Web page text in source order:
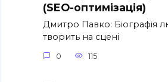
(SEO-оптимізація)
Дмитро Павко: Біографія
творить на сцені
0 115